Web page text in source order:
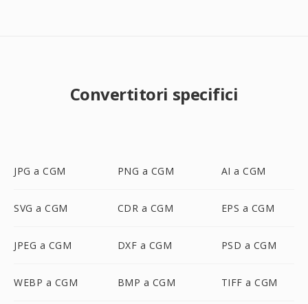
Convertitori specifici
JPG a CGM PNG a CGM AI a CGM
SVG a CGM CDR a CGM EPS a CGM
JPEG a CGM DXF a CGM PSD a CGM
WEBP a CGM BMP a CGM TIFF a CGM